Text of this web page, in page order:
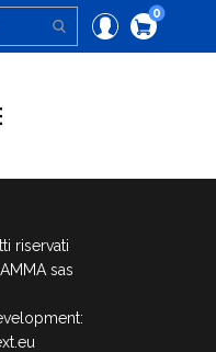
0
riservati
sas